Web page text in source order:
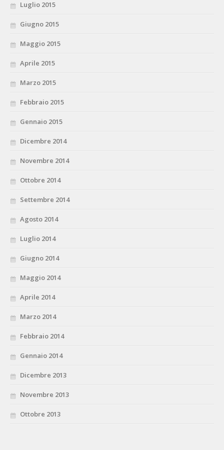
Luglio 2015
Giugno 2015
Maggio 2015
Aprile 2015
Marzo 2015
Febbraio 2015
Gennaio 2015
Dicembre 2014
Novembre 2014
Ottobre 2014
Settembre 2014
Agosto 2014
Luglio 2014
Giugno 2014
Maggio 2014
Aprile 2014
Marzo 2014
Febbraio 2014
Gennaio 2014
Dicembre 2013
Novembre 2013
Ottobre 2013